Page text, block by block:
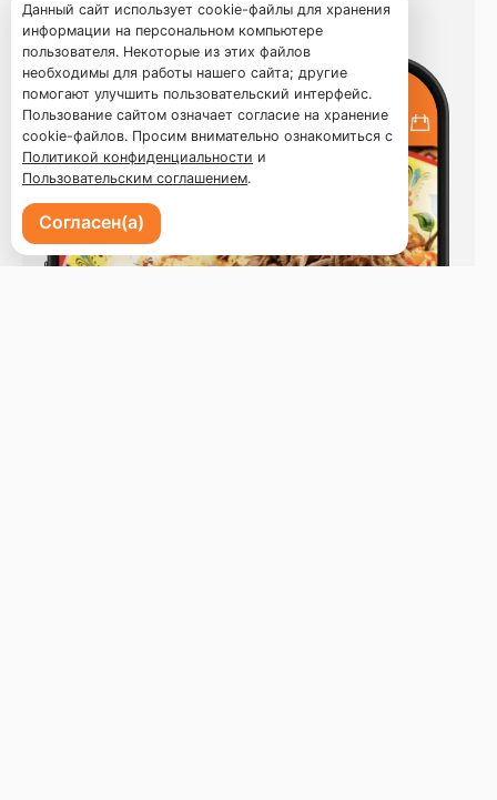
Данный сайт использует cookie-файлы для хранения
информации на персональном компьютере
пользователя. Некоторые из этих файлов
необходимы для работы нашего сайта; другие
помогают улучшить пользовательский интерфейс.
Пользование сайтом означает согласие на хранение
cookie-файлов. Просим внимательно ознакомиться с
Политикой конфиденциальности и
Пользовательским соглашением.
Согласен(а)